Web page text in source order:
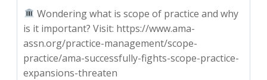
Wondering what is scope of practice and why
is it important? Visit: https://www.ama-
assn.org/practice-management/scope-
practice/ama-successfully-fights-scope-practice-
expansions-threaten